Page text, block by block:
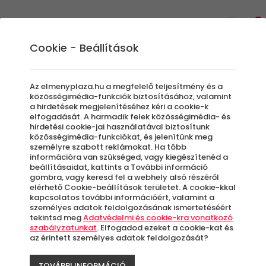
Raiffeisen bankártyás tájékoztató
Bankkártyás fizetési tájékoztató
Webáruházunk a Raiffeisen Bank által biztosított
biztonságos bankkártyás fizetési megoldást nyújtja
vásárlóinak. A biztonságot az adatok szétválasztása
alapozza meg. A Webáruház a megrendeléssel
kapcsolatos információkat kapja meg a vásárlótól, a
Raiffeisen Bank pedig kizárólag a fizetési
tranzakcióhoz szükséges kártyaadatokat a 256 bites
Cookie - Beállítások
Az elmenyplaza.hu a megfelelő teljesítmény és a
közösségimédia-funkciók biztosításához, valamint
a hirdetések megjelenítéséhez kéri a cookie-k
elfogadását. A harmadik felek közösségimédia- és
hirdetési cookie-jai használatával biztosítunk
közösségimédia-funkciókat, és jelenítünk meg
személyre szabott reklámokat. Ha több
információra van szükséged, vagy kiegészítenéd a
beállításaidat, kattints a További információ
gombra, vagy keresd fel a webhely alsó részéről
elérhető Cookie-beállítások területet. A cookie-kkal
kapcsolatos további információért, valamint a
személyes adatok feldolgozásának ismertetéséért
tekintsd megAdatvédelmi és cookie-kra vonatkozó
szabályzatunkat. Elfogadod ezeket a cookie-kat és
az érintett személyes adatok feldolgozását?